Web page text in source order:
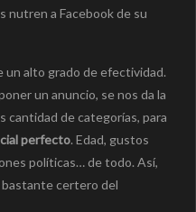
nutren a Facebook de su
un alto grado de efectividad.
un anuncio, se nos da la
cantidad de categorías, para
perfecto. Edad, gustos
políticas… de todo. Así,
certero del